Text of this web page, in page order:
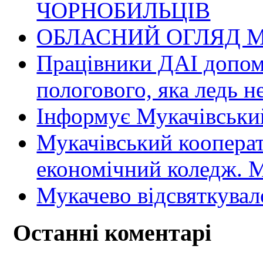
ЧОРНОБИЛЬЦІВ
ОБЛАСНИЙ ОГЛЯД
Працівники ДАІ
пологового, яка ледь
Інформує
Мукачівський
економічний
Мукачево
Останні коментарі